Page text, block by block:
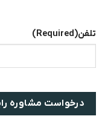
تلفن(Required)